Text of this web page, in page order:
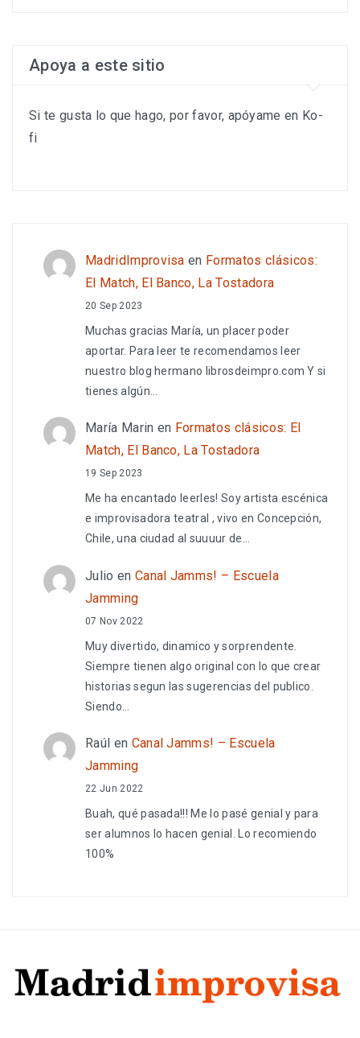
Apoya a este sitio
Si te gusta lo que hago, por favor, apóyame en Ko-
fi
MadridImprovisa en Formatos clásicos:
El Match, El Banco, La Tostadora
20 Sep 2023
Muchas gracias María, un placer poder
aportar. Para leer te recomendamos leer
nuestro blog hermano librosdeimpro.com Y si
tienes algún…
María Marin en Formatos clásicos: El
Match, El Banco, La Tostadora
19 Sep 2023
Me ha encantado leerles! Soy artista escénica
e improvisadora teatral , vivo en Concepción,
Chile, una ciudad al suuuur de…
Julio en Canal Jamms! – Escuela
Jamming
07 Nov 2022
Muy divertido, dinamico y sorprendente.
Siempre tienen algo original con lo que crear
historias segun las sugerencias del publico.
Siendo…
Raúl en Canal Jamms! – Escuela
Jamming
22 Jun 2022
Buah, qué pasada!!! Me lo pasé genial y para
ser alumnos lo hacen genial. Lo recomiendo
100%